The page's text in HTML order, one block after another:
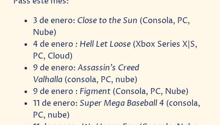
3 de enero: Close to the Sun (Consola, PC,
Nube)
4 de enero : Hell Let Loose (Xbox Series X|S,
PC, Cloud)
9 de enero:Assassin’s Creed
Valhalla (consola, PC, nube)
9 de enero : Figment (Consola, PC, Nube)
11 de enero: Super Mega Baseball 4 (consola,
PC, nube)